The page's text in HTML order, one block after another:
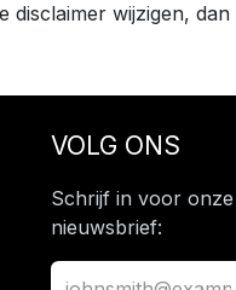
disclaimer wijzigen,
VOLG ONS
Schrijf in voor onze
nieuwsbrief: